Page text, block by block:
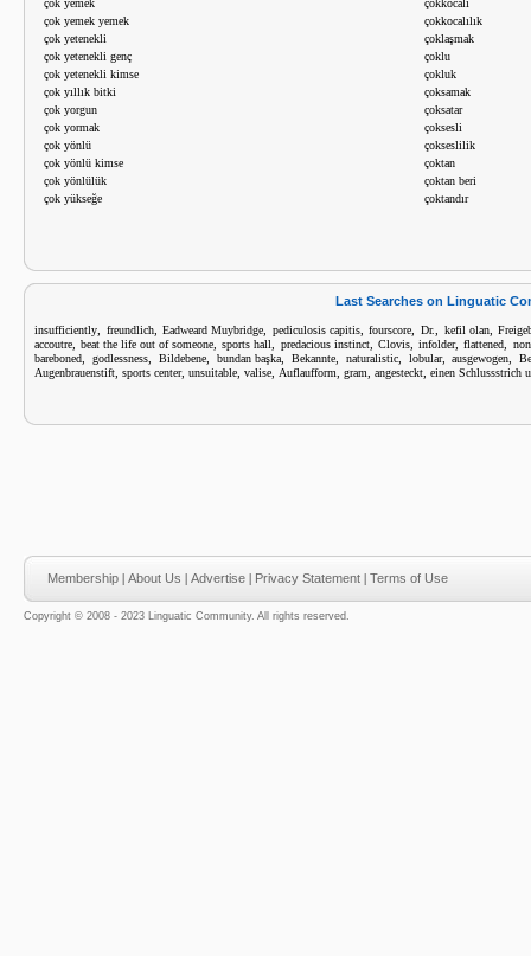
çok yemek
çok yemek yemek
çok yetenekli
çok yetenekli genç
çok yetenekli kimse
çok yıllık bitki
çok yorgun
çok yormak
çok yönlü
çok yönlü kimse
çok yönlülük
çok yükseğe
çokkocalı
çokkocalılık
çoklaşmak
çoklu
çokluk
çoksamak
çoksatar
çoksesli
çokseslilik
çoktan
çoktan beri
çoktandır
Last Searches on Linguatic
insufficiently freundlich,Eadweard Muybridge pediculosis capitis,fourscore Dr. kefil olan,
accoutre ,beat the life out of someone ,sports hall predacious instinct, Clovis ,infolder,flattened
bareboned
godlessness, Bildebene, bundan başka, Bekannte, naturalistic, lobular,ausgewogen ,
Augenbrauenstift sports center, unsuitable valise Auflaufform gram angesteckt einen Schlussstrich
Membership | About Us | Advertise | Privacy Statement | Terms of Use
Copyright © 2008 - 2023 Linguatic Community. All rights reserved.